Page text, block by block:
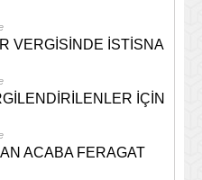
VERGİSİNDE İSTİSNA
İÇİN
ACABA FERAGAT